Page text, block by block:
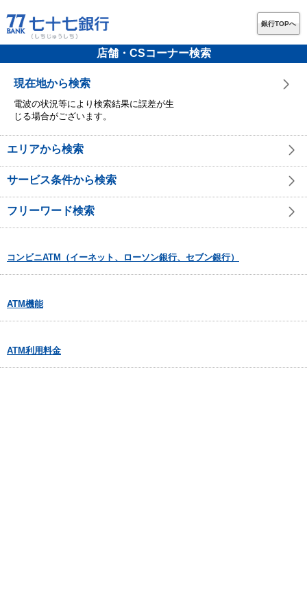
銀行TOPへ
店舗・CSコーナー検索
現在地から検索
電波の状況等により検索結果に誤差が生
じる場合がございます。
エリアから検索
サービス条件から検索
フリーワード検索
コンビニATM（イーネット、ローソン銀行、セブン銀行）
ATM機能
ATM利用料金